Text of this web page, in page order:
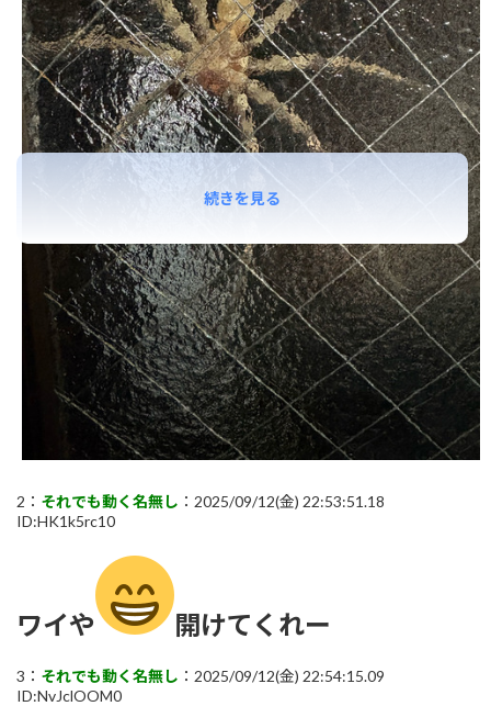
2： それでも動く名無し ：2025/09/12(金) 22:53:51.18
ID:HK1k5rc10
ワイや 開けてくれー
3： それでも動く名無し ：2025/09/12(金) 22:54:15.09
ID:NvJclOOM0
続きを見る